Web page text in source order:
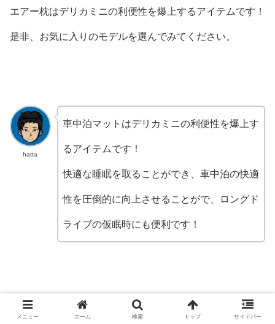
エアー枕はデリカミニの利便性を爆上するアイテムです！
是非、お気に入りのモデルを選んでみてください。
hatta
車中泊マットはデリカミニの利便性を爆上す
るアイテムです！
快適な睡眠を取ることができ、車中泊の快適
性を圧倒的に向上させることがで、ロングド
ライブの仮眠時にも便利です！
メニュー ホーム 検索 トップ サイドバー